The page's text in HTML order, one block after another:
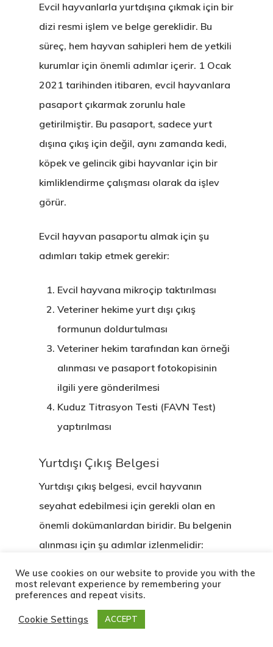
Evcil hayvanlarla yurtdışına çıkmak için bir
dizi resmi işlem ve belge gereklidir. Bu
süreç, hem hayvan sahipleri hem de yetkili
kurumlar için önemli adımlar içerir. 1 Ocak
2021 tarihinden itibaren, evcil hayvanlara
pasaport çıkarmak zorunlu hale
getirilmiştir. Bu pasaport, sadece yurt
dışına çıkış için değil, aynı zamanda kedi,
köpek ve gelincik gibi hayvanlar için bir
kimliklendirme çalışması olarak da işlev
görür.
Evcil hayvan pasaportu almak için şu
adımları takip etmek gerekir:
Evcil hayvana mikroçip taktırılması
Veteriner hekime yurt dışı çıkış
formunun doldurtulması
Veteriner hekim tarafından kan örneği
alınması ve pasaport fotokopisinin
ilgili yere gönderilmesi
Kuduz Titrasyon Testi (FAVN Test)
yaptırılması
Yurtdışı Çıkış Belgesi
Yurtdışı çıkış belgesi, evcil hayvanın
seyahat edebilmesi için gerekli olan en
önemli dokümanlardan biridir. Bu belgenin
alınması için şu adımlar izlenmelidir:
AB üye ülkelerine giriş yapacak evcil
hayvanlar için en geç 3 ay öncesinde
Kuduz Titrasyon Testi yaptırılmalıdır.
We use cookies on our website to provide you with the
most relevant experience by remembering your
preferences and repeat visits.
Cookie Settings ACCEPT